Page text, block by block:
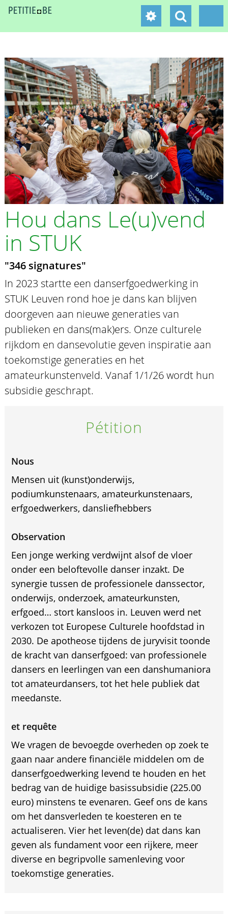
Hou dans Le(u)vend
in STUK
"346 signatures"
In 2023 startte een danserfgoedwerking in
STUK Leuven rond hoe je dans kan blijven
doorgeven aan nieuwe generaties van
publieken en dans(mak)ers. Onze culturele
rijkdom en dansevolutie geven inspiratie aan
toekomstige generaties en het
amateurkunstenveld. Vanaf 1/1/26 wordt hun
subsidie geschrapt.
Pétition
Nous
Mensen uit (kunst)onderwijs,
podiumkunstenaars, amateurkunstenaars,
erfgoedwerkers, dansliefhebbers
Observation
Een jonge werking verdwijnt alsof de vloer
onder een beloftevolle danser inzakt. De
synergie tussen de professionele danssector,
onderwijs, onderzoek, amateurkunsten,
erfgoed… stort kansloos in. Leuven werd net
verkozen tot Europese Culturele hoofdstad in
2030. De apotheose tijdens de juryvisit toonde
de kracht van danserfgoed: van professionele
dansers en leerlingen van een danshumaniora
tot amateurdansers, tot het hele publiek dat
meedanste.
et requête
We vragen de bevoegde overheden op zoek te
gaan naar andere financiële middelen om de
danserfgoedwerking levend te houden en het
bedrag van de huidige basissubsidie (225.00
euro) minstens te evenaren. Geef ons de kans
om het dansverleden te koesteren en te
actualiseren. Vier het leven(de) dat dans kan
geven als fundament voor een rijkere, meer
diverse en begripvolle samenleving voor
toekomstige generaties.